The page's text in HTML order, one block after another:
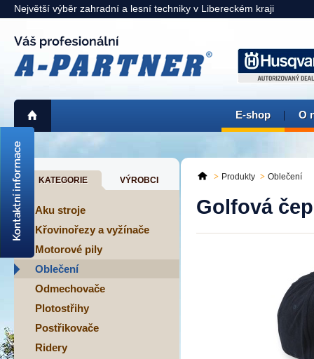
Největší výběr zahradní a lesní techniky v Libereckém kraji
E-shop O
725 311 900
liberec@a-partner.cz
KAMENNÁ PRODEJNA:
Liberec
> mapa <
KATEGORIE VÝROBCI
Aku stroje
Křovinořezy a vyžínače
Motorové pily
Oblečení
Odmechovače
Plotostřihy
Postřikovače
Ridery
Produkty Oblečení
Golfová